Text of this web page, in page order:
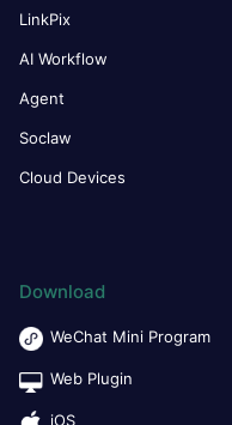
LinkPix
AI Workflow
Agent
Soclaw
Cloud Devices
Download
WeChat Mini Program
Web Plugin
iOS